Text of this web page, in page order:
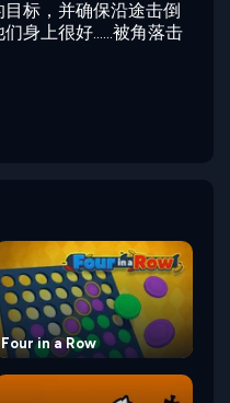
标，并确保沿途击倒
身上很好......被角落击
Four in a Row